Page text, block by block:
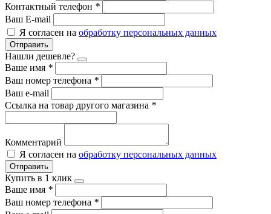
Контактный телефон *
Ваш E-mail
Я согласен на обработку персональных данных
Отправить
Нашли дешевле?
Ваше имя *
Ваш номер телефона *
Ваш e-mail
Ссылка на товар другого магазина *
Комментарий
Я согласен на обработку персональных данных
Отправить
Купить в 1 клик
Ваше имя *
Ваш номер телефона *